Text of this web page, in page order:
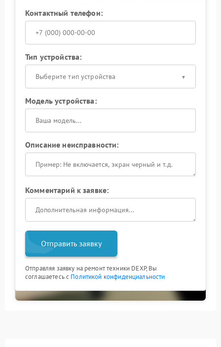
Контактный телефон:
Тип устройства:
Выберите тип устройства
Модель устройства:
Описание неисправности:
Комментарий к заявке:
Отправить заявку
Отправляя заявку на ремонт техники DEXP, Вы
соглашаетесь с Политикой конфиденциальности